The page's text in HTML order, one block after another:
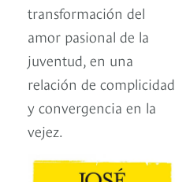
transformación del
amor pasional de la
juventud, en una
relación de complicidad
y convergencia en la
vejez.